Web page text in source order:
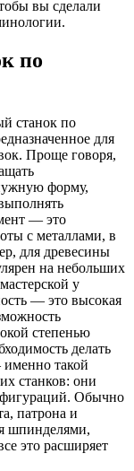
вы сделали
по
станок по
для
Проще говоря,
форму,
— это
с металлами, в
для древесины
на небольших
у
— это высокая
степенью
делать
такой
станков: они
Обычно
патрона и
шпинделями,
это расширяет